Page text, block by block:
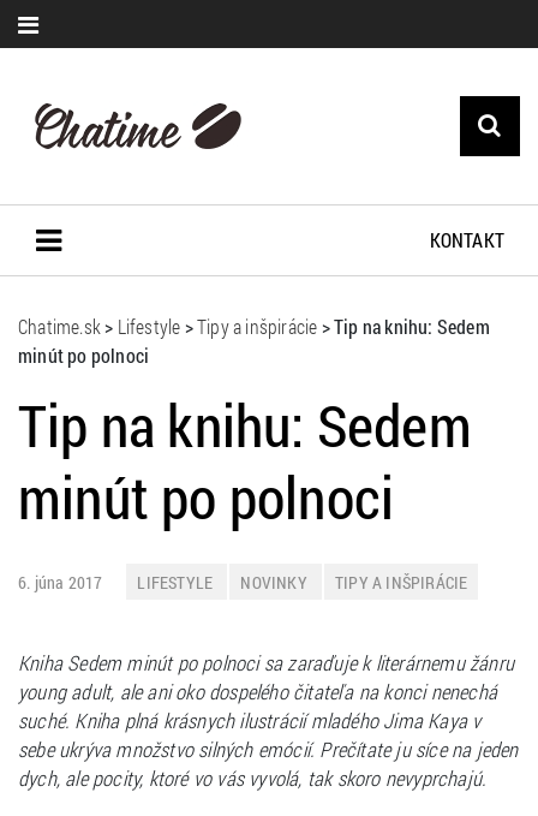
KONTAKT
Chatime.sk> Lifestyle>Tipy a inšpirácie>Tip na knihu: Sedem
minút po polnoci
Tip na knihu: Sedem
minút po polnoci
6. júna 2017 LIFESTYLE NOVINKY TIPY A INŠPIRÁCIE
Kniha Sedem minút po polnoci sa zaraďuje k literárnemu žánru
young adult, ale ani oko dospelého čitateľa na konci nenechá
suché. Kniha plná krásnych ilustrácií mladého Jima Kaya v
sebe ukrýva množstvo silných emócií. Prečítate ju síce na jeden
dych, ale pocity, ktoré vo vás vyvolá, tak skoro nevyprchajú.